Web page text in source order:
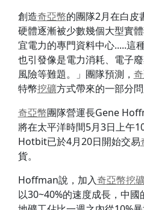
創造奇亞幣的團隊2月在白皮
硬體逐漸被少數幾個大型實
宜電力的專門資料中心.....這
也引發像是電力消耗、電子
風險等難題。」團隊預測，
特幣挖礦方式帶來的一部分問
奇亞幣團隊營運長Gene
將在太平洋時間5月3日上午
Hotbit已於4月20日開始交易
貨。
Hoffman說，加入奇亞幣挖
以30~40%的速度成長，中